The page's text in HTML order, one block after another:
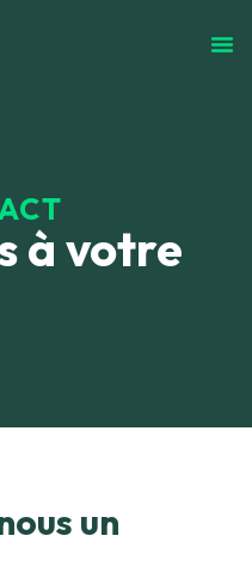
à votre
un